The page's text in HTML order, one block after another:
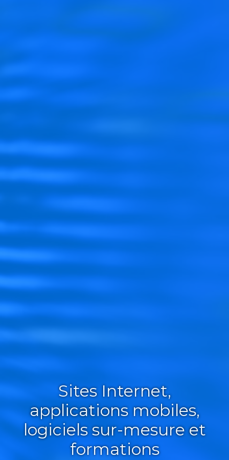
Sites Internet,
applications mobiles,
logiciels sur-mesure et
formations